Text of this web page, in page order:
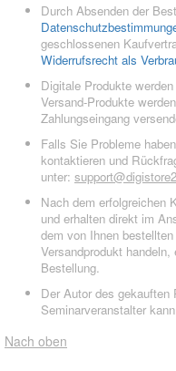
Durch Absenden der
geschlossenen
Widerrufsrecht als
Digitale Produkte
Versand-Produkte
Zahlungseingang
Falls Sie Probleme
kontaktieren und
unter:
Nach dem erfolgreichen
und erhalten direkt im
dem von Ihnen
Versandprodukt
Bestellung.
Der Autor des
Seminarveranstalter
Nach oben